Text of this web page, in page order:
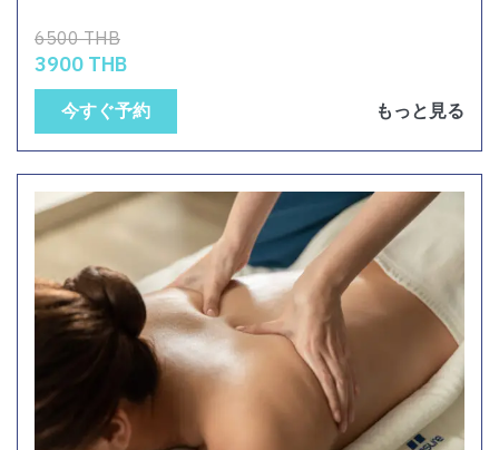
6500 THB
3900 THB
今すぐ予約 もっと見る